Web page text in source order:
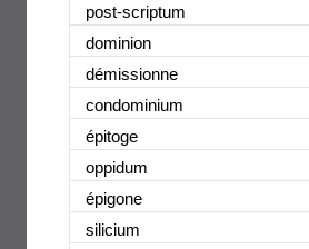
post-scriptum
dominion
démissionne
condominium
épitoge
oppidum
épigone
silicium